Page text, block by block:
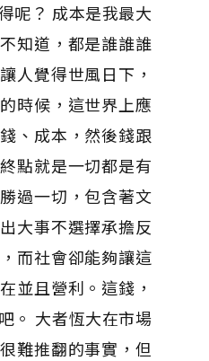
呢？ 成本是我最大
知道，都是誰誰誰
人覺得世風日下，
時候，這世界上應
、成本，然後錢跟
點就是一切都是有
過一切，包含著文
大事不選擇承擔反
而社會卻能夠讓這
並且營利。這錢，
。 大者恆大在市場
難推翻的事實，但